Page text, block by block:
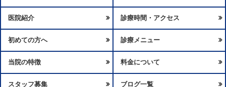
医院紹介 診療時間・アクセス
初めての方へ 診療メニュー
当院の特徴 料金について
スタッフ募集 ブログ一覧